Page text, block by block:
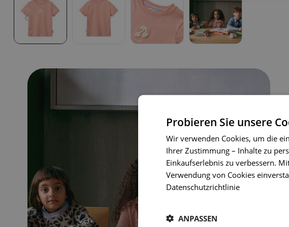
Probieren Sie unsere
Wir verwenden Cookies, um die
Ihrer Zustimmung – Inhalte zu
Einkaufserlebnis zu verbessern.
Verwendung von Cookies
Datenschutzrichtlinie
ANPASSEN